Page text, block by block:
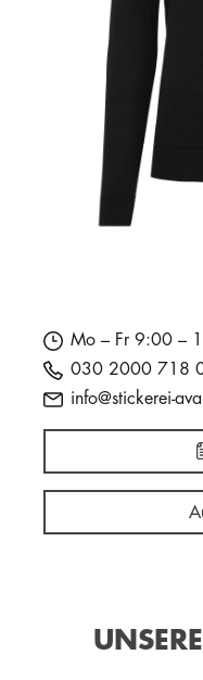
Mo – Fr 9:00 –
030 2000 718
info@stickerei-